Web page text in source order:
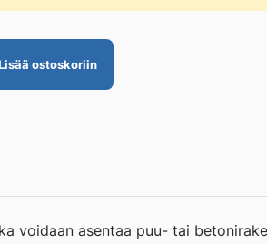
ostoskoriin
asentaa puu- tai